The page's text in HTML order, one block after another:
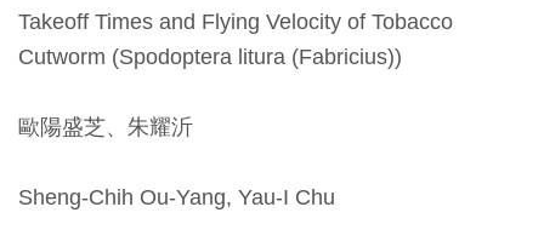
覽
glis
日
本
Ba
Takeoff Times and Flying Velocity of Tobacco
Cutworm (Spodoptera litura (Fabricius))
歐陽盛芝、朱耀沂
Sheng-Chih Ou-Yang, Yau-I Chu